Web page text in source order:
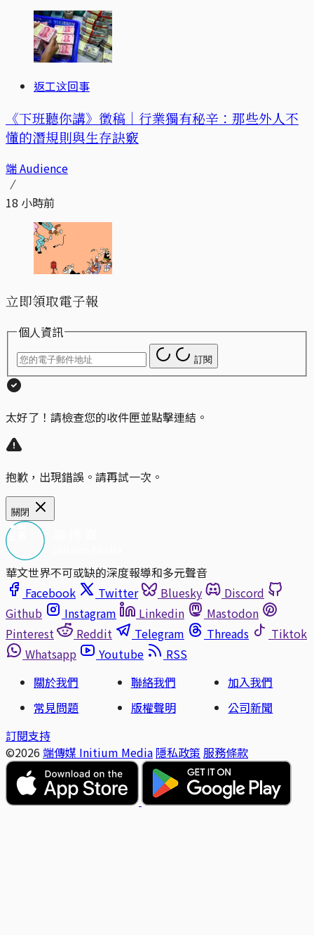
返工这回事
《下班聽你講》徵稿｜行業獨有秘辛：那些外人不
懂的潛規則與生存訣竅
端 Audience
18 小時前
立即領取電子報
個人資訊
訂閱
太好了！請檢查您的收件匣並點擊連結。
抱歉，出現錯誤。請再試一次。
關閉
華文世界不可或缺的深度報導和多元聲音
Facebook
Twitter Bluesky
Discord
Github
Instagram Linkedin
Mastodon
Pinterest
Reddit Telegram Threads
Tiktok
Whatsapp
Youtube
RSS
關於我們
聯絡我們
加入我們
常見問題
版權聲明
公司新聞
訂閱支持
©2026 端傳媒 Initium Media 隱私政策 服務條款